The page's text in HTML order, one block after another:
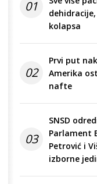
01
kolapsa
02
Prvi put
Amerika
nafte
03
SNSD
Parlament
Petrović i
izborne